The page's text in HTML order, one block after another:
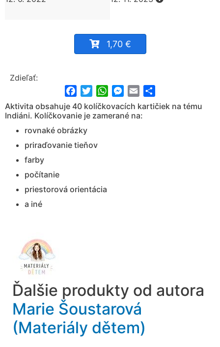
1,70 €
Zdieľať:
FacebookTwitterWhatsApp
Messenger
Email
Aktivita obsahuje 40 kolíčkovacích kartičiek na tému
Indiáni. Kolíčkovanie je zamerané na:
rovnaké obrázky
priraďovanie tieňov
farby
počítanie
priestorová orientácia
a iné
Ďalšie produkty od autora
Marie Šoustarová
(Materiály dětem)